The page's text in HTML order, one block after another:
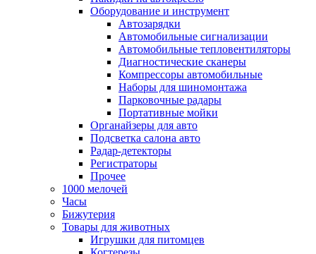
Оборудование и инструмент
Автозарядки
Автомобильные сигнализации
Автомобильные тепловентиляторы
Диагностические сканеры
Компрессоры автомобильные
Наборы для шиномонтажа
Парковочные радары
Портативные мойки
Органайзеры для авто
Подсветка салона авто
Радар-детекторы
Регистраторы
Прочее
1000 мелочей
Часы
Бижутерия
Товары для животных
Игрушки для питомцев